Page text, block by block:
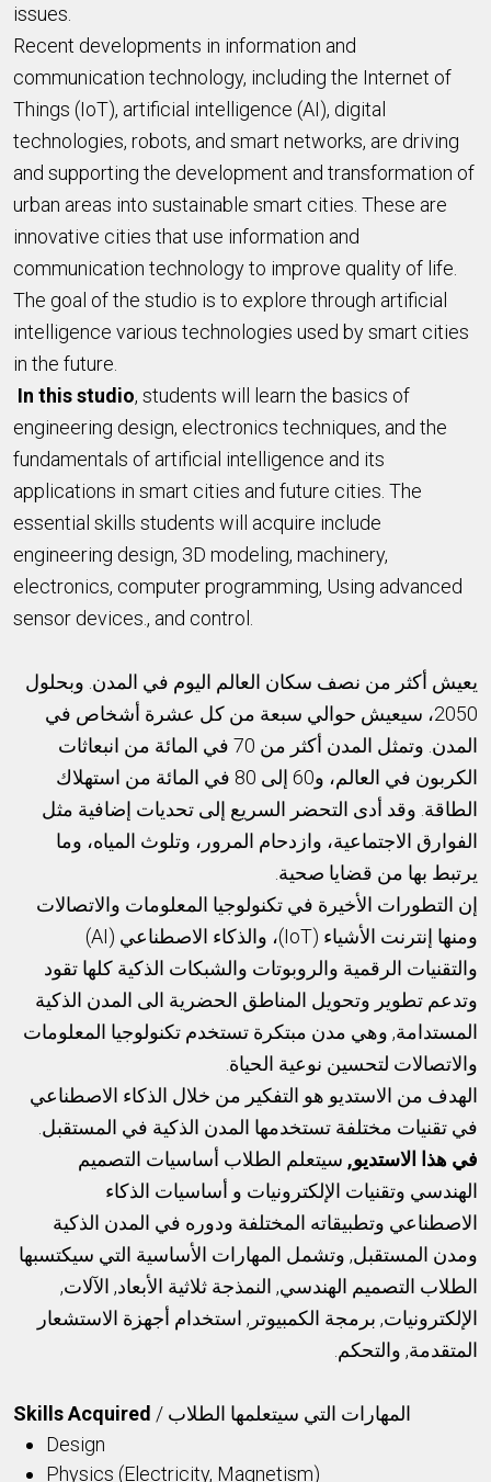
issues.
Recent developments in information and
communication technology, including the Internet of
Things (IoT), artificial intelligence (AI), digital
technologies, robots, and smart networks, are driving
and supporting the development and transformation of
urban areas into sustainable smart cities. These are
innovative cities that use information and
communication technology to improve quality of life.
The goal of the studio is to explore through artificial
intelligence various technologies used by smart cities
in the future.
In this studio, students will learn the basics of
engineering design, electronics techniques, and the
fundamentals of artificial intelligence and its
applications in smart cities and future cities. The
essential skills students will acquire include
engineering design, 3D modeling, machinery,
electronics, computer programming, Using advanced
sensor devices., and control.
يعيش أكثر من نصف سكان العالم اليوم في المدن. وبحلول
2050، سيعيش حوالي سبعة من كل عشرة أشخاص في
المدن. وتمثل المدن أكثر من 70 في المائة من انبعاثات
الكربون في العالم، و60 إلى 80 في المائة من استهلاك
الطاقة. وقد أدى التحضر السريع إلى تحديات إضافية مثل
الفوارق الاجتماعية، وازدحام المرور، وتلوث المياه، وما
يرتبط بها من قضايا صحية.
إن التطورات الأخيرة في تكنولوجيا المعلومات والاتصالات
ومنها إنترنت الأشياء (IoT)، والذكاء الاصطناعي (AI)
والتقنيات الرقمية والروبوتات والشبكات الذكية كلها تقود
وتدعم تطوير وتحويل المناطق الحضرية الى المدن الذكية
المستدامة, وهي مدن مبتكرة تستخدم تكنولوجيا المعلومات
والاتصالات لتحسين نوعية الحياة.
الهدف من الاستديو هو التفكير من خلال الذكاء الاصطناعي
في تقنيات مختلفة تستخدمها المدن الذكية في المستقبل.
في هذا الاستديو, سيتعلم الطلاب أساسيات التصميم
الهندسي وتقنيات الإلكترونيات و أساسيات الذكاء
الاصطناعي وتطبيقاته المختلفة ودوره في المدن الذكية
ومدن المستقبل, وتشمل المهارات الأساسية التي سيكتسبها
الطلاب التصميم الهندسي, النمذجة ثلاثية الأبعاد, الآلات,
الإلكترونيات, برمجة الكمبيوتر, استخدام أجهزة الاستشعار
المتقدمة, والتحكم.
المهارات التي سيتعلمها الطلاب / Skills Acquired
Design
Physics (Electricity, Magnetism)